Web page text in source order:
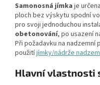
Samonosná jímka je
ploch bez výskytu spodní
pro svoji jednoduchou
obetonování, po usazení
Při požadavku na
použitíjímky/nádrže
Hlavní vlastnosti